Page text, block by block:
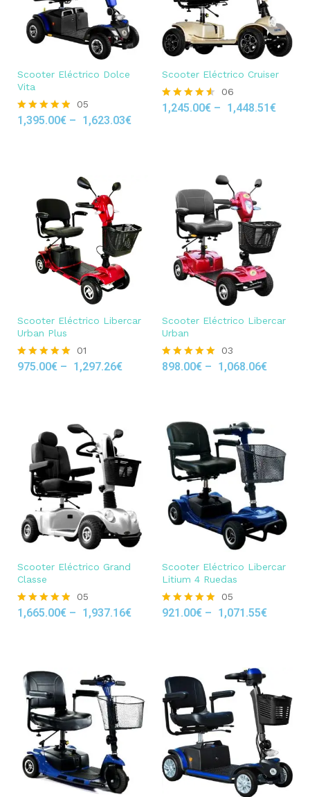
Scooter Eléctrico Dolce
Vita
Rated
05
1,395.00€ – 1,623.03€
Scooter Eléctrico Cruiser
Rated
06
1,245.00€ – 1,448.51€
Scooter Eléctrico Libercar
Urban Plus
Rated
01
975.00€ – 1,297.26€
Scooter Eléctrico Libercar
Urban
Rated
03
898.00€ – 1,068.06€
Scooter Eléctrico Grand
Classe
Rated
05
1,665.00€ – 1,937.16€
Scooter Eléctrico Libercar
Litium 4 Ruedas
Rated
05
921.00€ – 1,071.55€